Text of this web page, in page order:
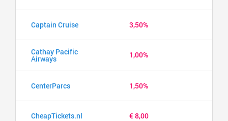
Captain Cruise 3,50%
Cathay Pacific
Airways 1,00%
CenterParcs 1,50%
CheapTickets.nl € 8,00